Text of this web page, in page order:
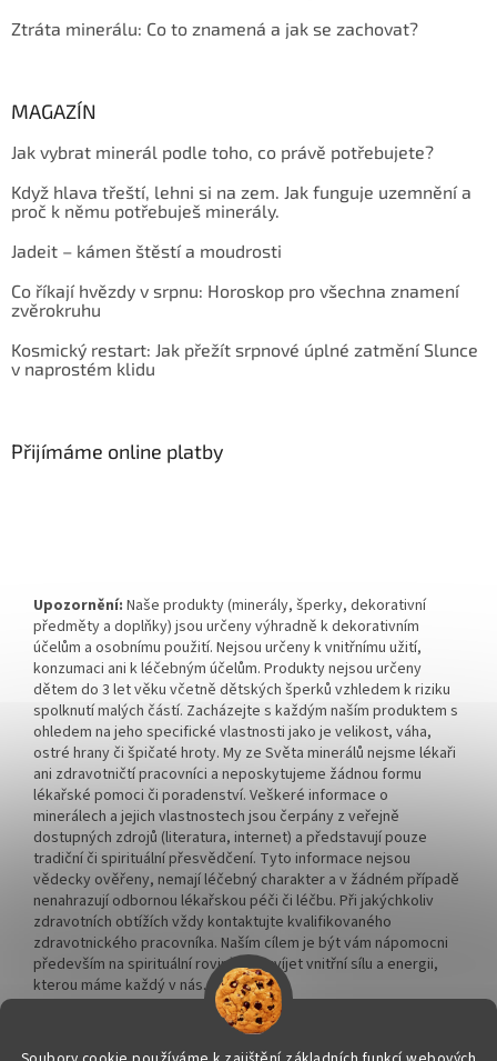
Ztráta minerálu: Co to znamená a jak se zachovat?
MAGAZÍN
Jak vybrat minerál podle toho, co právě potřebujete?
Když hlava třeští, lehni si na zem. Jak funguje uzemnění a
proč k němu potřebuješ minerály.
Jadeit – kámen štěstí a moudrosti
Co říkají hvězdy v srpnu: Horoskop pro všechna znamení
zvěrokruhu
Kosmický restart: Jak přežít srpnové úplné zatmění Slunce
v naprostém klidu
Přijímáme online platby
Upozornění: Naše produkty (minerály, šperky, dekorativní
předměty a doplňky) jsou určeny výhradně k dekorativním
účelům a osobnímu použití. Nejsou určeny k vnitřnímu užití,
konzumaci ani k léčebným účelům. Produkty nejsou určeny
dětem do 3 let věku včetně dětských šperků vzhledem k riziku
spolknutí malých částí. Zacházejte s každým naším produktem s
ohledem na jeho specifické vlastnosti jako je velikost, váha,
ostré hrany či špičaté hroty. My ze Světa minerálů nejsme lékaři
ani zdravotničtí pracovníci a neposkytujeme žádnou formu
lékařské pomoci či poradenství. Veškeré informace o
minerálech a jejich vlastnostech jsou čerpány z veřejně
dostupných zdrojů (literatura, internet) a představují pouze
tradiční či spirituální přesvědčení. Tyto informace nejsou
vědecky ověřeny, nemají léčebný charakter a v žádném případě
nenahrazují odbornou lékařskou péči či léčbu. Při jakýchkoliv
zdravotních obtížích vždy kontaktujte kvalifikovaného
zdravotnického pracovníka. Naším cílem je být vám nápomocni
především na spirituální rovině a rozvíjet vnitřní sílu a energii,
kterou máme každý v nás.